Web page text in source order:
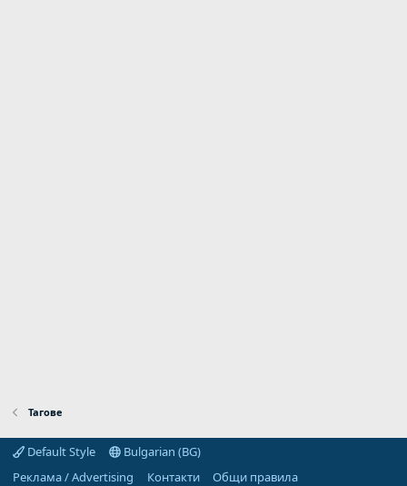
Тагове
Default Style
Bulgarian (BG)
Реклама / Advertising
Контакти
Общи правила